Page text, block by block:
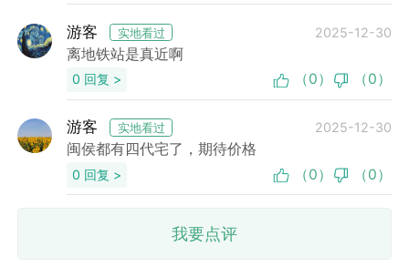
游客 实地看过 2025-12-30
离地铁站是真近啊
0 回复 > （0） （0）
游客 实地看过 2025-12-30
闽侯都有四代宅了，期待价格
0 回复 > （0） （0）
我要点评